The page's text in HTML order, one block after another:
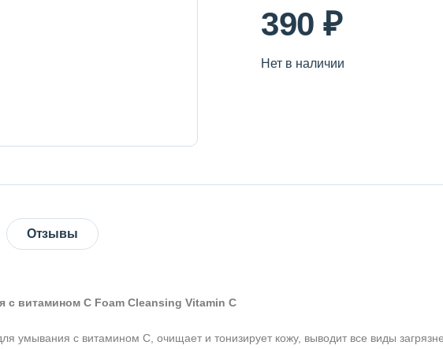
390 ₽
Нет в наличии
Отзывы
с витамином С Foam Cleansing Vitamin C
умывания с витамином С, очищает и тонизирует кожу, выводит все виды